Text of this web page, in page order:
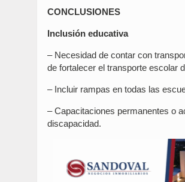
CONCLUSIONES
Inclusión educativa
– Necesidad de contar con
de fortalecer el transporte escolar
– Incluir rampas en todas las
– Capacitaciones permanentes o
discapacidad.